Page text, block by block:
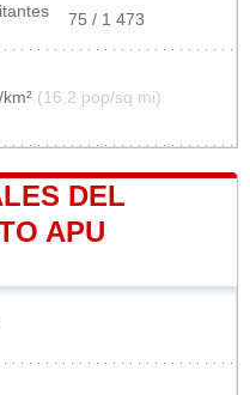
75 / 1 473
(16,2 pop/sq mi)
DEL
APU